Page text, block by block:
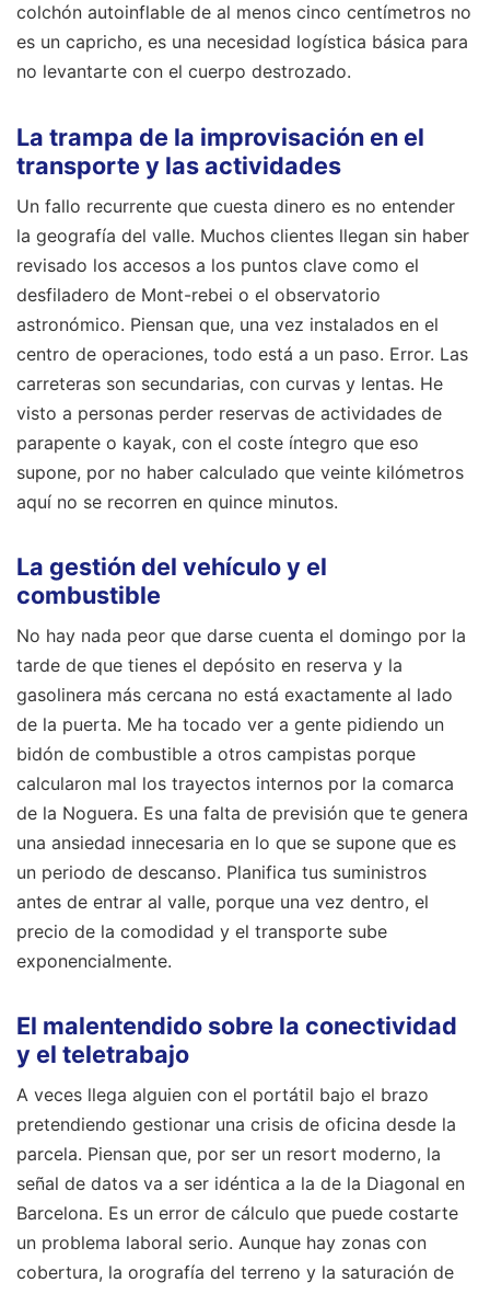
colchón autoinflable de al menos cinco centímetros no
es un capricho, es una necesidad logística básica para
no levantarte con el cuerpo destrozado.
La trampa de la improvisación en el
transporte y las actividades
Un fallo recurrente que cuesta dinero es no entender
la geografía del valle. Muchos clientes llegan sin haber
revisado los accesos a los puntos clave como el
desfiladero de Mont-rebei o el observatorio
astronómico. Piensan que, una vez instalados en el
centro de operaciones, todo está a un paso. Error. Las
carreteras son secundarias, con curvas y lentas. He
visto a personas perder reservas de actividades de
parapente o kayak, con el coste íntegro que eso
supone, por no haber calculado que veinte kilómetros
aquí no se recorren en quince minutos.
La gestión del vehículo y el
combustible
No hay nada peor que darse cuenta el domingo por la
tarde de que tienes el depósito en reserva y la
gasolinera más cercana no está exactamente al lado
de la puerta. Me ha tocado ver a gente pidiendo un
bidón de combustible a otros campistas porque
calcularon mal los trayectos internos por la comarca
de la Noguera. Es una falta de previsión que te genera
una ansiedad innecesaria en lo que se supone que es
un periodo de descanso. Planifica tus suministros
antes de entrar al valle, porque una vez dentro, el
precio de la comodidad y el transporte sube
exponencialmente.
El malentendido sobre la conectividad
y el teletrabajo
A veces llega alguien con el portátil bajo el brazo
pretendiendo gestionar una crisis de oficina desde la
parcela. Piensan que, por ser un resort moderno, la
señal de datos va a ser idéntica a la de la Diagonal en
Barcelona. Es un error de cálculo que puede costarte
un problema laboral serio. Aunque hay zonas con
cobertura, la orografía del terreno y la saturación de